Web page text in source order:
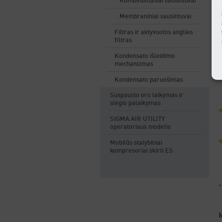
Membraniniai sausintuvai
Filtras ir aktyvuotos anglies
filtras
Kondensato išleidimo
mechanizmas
Kondensato paruošimas
Suspausto oro laikymas ir
slėgio palaikymas
SIGMA AIR UTILITY
operatoriaus modelis
Mobilūs statybiniai
kompresoriai skirti ES
*